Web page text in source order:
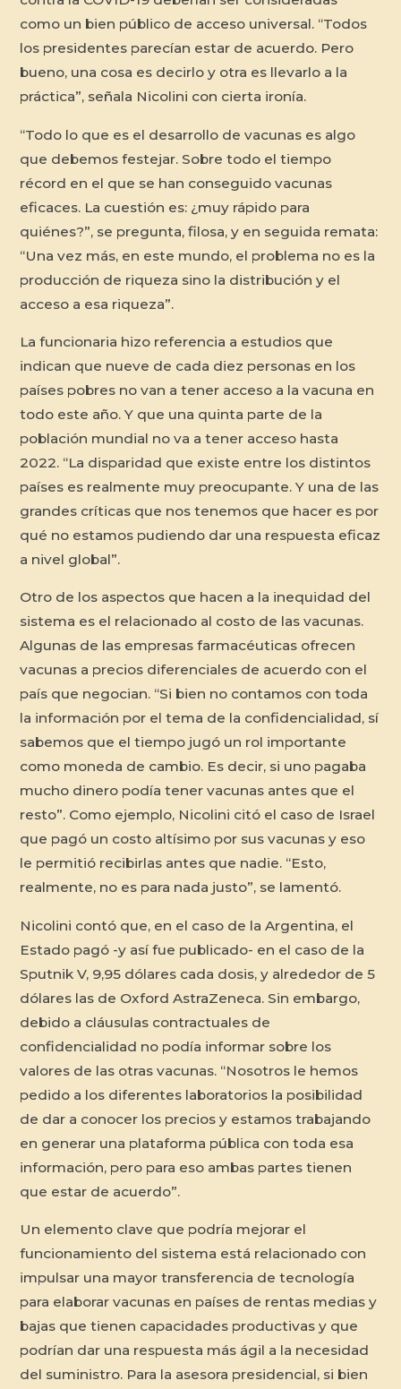
como un bien público de acceso universal. “Todos
los presidentes parecían estar de acuerdo. Pero
bueno, una cosa es decirlo y otra es llevarlo a la
práctica”, señala Nicolini con cierta ironía.
“Todo lo que es el desarrollo de vacunas es algo
que debemos festejar. Sobre todo el tiempo
récord en el que se han conseguido vacunas
eficaces. La cuestión es: ¿muy rápido para
quiénes?”, se pregunta, filosa, y en seguida remata:
“Una vez más, en este mundo, el problema no es la
producción de riqueza sino la distribución y el
acceso a esa riqueza”.
La funcionaria hizo referencia a estudios que
indican que nueve de cada diez personas en los
países pobres no van a tener acceso a la vacuna en
todo este año. Y que una quinta parte de la
población mundial no va a tener acceso hasta
2022. “La disparidad que existe entre los distintos
países es realmente muy preocupante. Y una de las
grandes críticas que nos tenemos que hacer es por
qué no estamos pudiendo dar una respuesta eficaz
a nivel global”.
Otro de los aspectos que hacen a la inequidad del
sistema es el relacionado al costo de las vacunas.
Algunas de las empresas farmacéuticas ofrecen
vacunas a precios diferenciales de acuerdo con el
país que negocian. “Si bien no contamos con toda
la información por el tema de la confidencialidad, sí
sabemos que el tiempo jugó un rol importante
como moneda de cambio. Es decir, si uno pagaba
mucho dinero podía tener vacunas antes que el
resto”. Como ejemplo, Nicolini citó el caso de Israel
que pagó un costo altísimo por sus vacunas y eso
le permitió recibirlas antes que nadie. “Esto,
realmente, no es para nada justo”, se lamentó.
Nicolini contó que, en el caso de la Argentina, el
Estado pagó -y así fue publicado- en el caso de la
Sputnik V, 9,95 dólares cada dosis, y alrededor de 5
dólares las de Oxford AstraZeneca. Sin embargo,
debido a cláusulas contractuales de
confidencialidad no podía informar sobre los
valores de las otras vacunas. “Nosotros le hemos
pedido a los diferentes laboratorios la posibilidad
de dar a conocer los precios y estamos trabajando
en generar una plataforma pública con toda esa
información, pero para eso ambas partes tienen
que estar de acuerdo”.
Un elemento clave que podría mejorar el
funcionamiento del sistema está relacionado con
impulsar una mayor transferencia de tecnología
para elaborar vacunas en países de rentas medias y
bajas que tienen capacidades productivas y que
podrían dar una respuesta más ágil a la necesidad
del suministro. Para la asesora presidencial, si bien